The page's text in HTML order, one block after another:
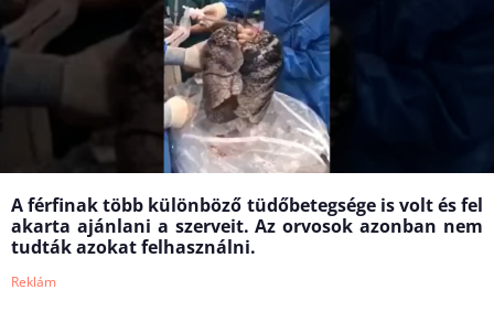
A férfinak több különböző tüdőbetegsége is volt és fel
akarta ajánlani a szerveit. Az orvosok azonban nem
tudták azokat felhasználni.
Reklám